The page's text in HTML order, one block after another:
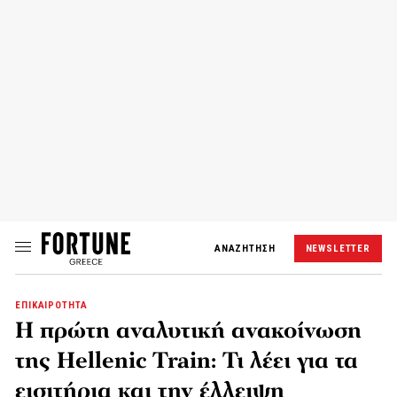
ΑΝΑΖΗΤΗΣΗ NEWSLETTER
ΕΠΙΚΑΙΡΟΤΗΤΑ
Η πρώτη αναλυτική ανακοίνωση
της Hellenic Train: Τι λέει για τα
εισιτήρια και την έλλειψη